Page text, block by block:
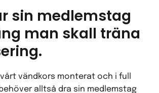
sin medlemstag
man skall träna
vändkors monterat och i full
alltså dra sin medlemstag